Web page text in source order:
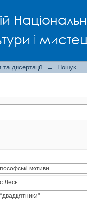
і
дисертації → Пошук